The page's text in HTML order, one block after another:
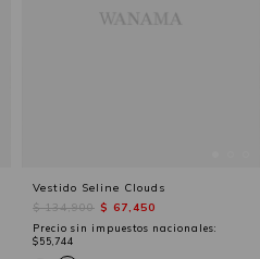
Vestido Seline Clouds
$ 134,900 $ 67,450
Precio sin impuestos nacionales:
$55,744